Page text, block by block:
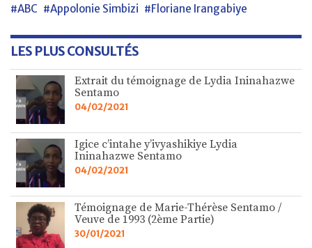
#ABC #Appolonie Simbizi #Floriane Irangabiye
LES PLUS CONSULTÉS
Extrait du témoignage de Lydia Ininahazwe
Sentamo
04/02/2021
Igice c’intahe y’ivyashikiye Lydia
Ininahazwe Sentamo
04/02/2021
Témoignage de Marie-Thérèse Sentamo /
Veuve de 1993 (2ème Partie)
30/01/2021